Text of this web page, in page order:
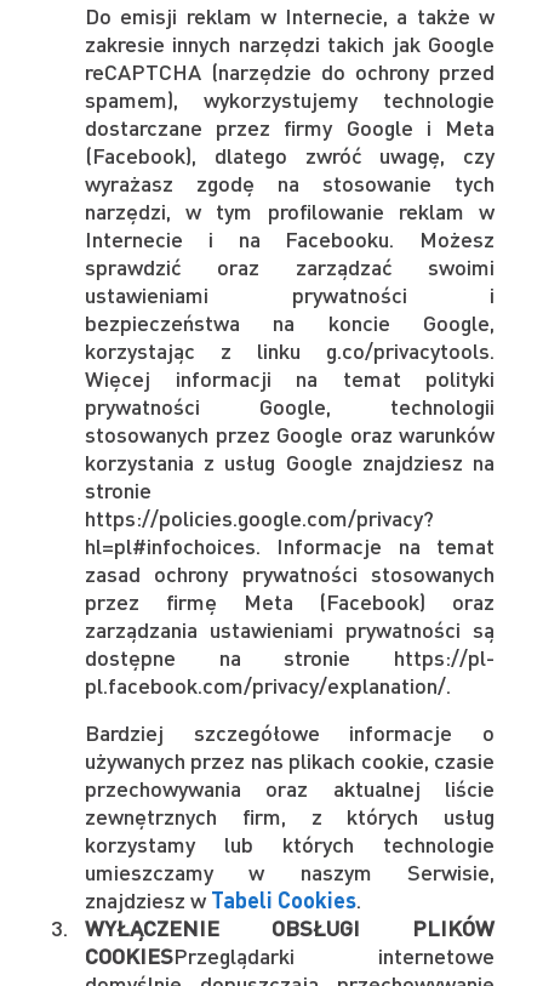
Do emisji reklam w Internecie, a także w
zakresie innych narzędzi takich jak Google
reCAPTCHA (narzędzie do ochrony przed
spamem), wykorzystujemy technologie
dostarczane przez firmy Google i Meta
(Facebook), dlatego zwróć uwagę, czy
wyrażasz zgodę na stosowanie tych
narzędzi, w tym profilowanie reklam w
Internecie i na Facebooku. Możesz
sprawdzić oraz zarządzać swoimi
ustawieniami prywatności i
bezpieczeństwa na koncie Google,
korzystając z linku g.co/privacytools.
Więcej informacji na temat polityki
prywatności Google, technologii
stosowanych przez Google oraz warunków
korzystania z usług Google znajdziesz na
stronie
https://policies.google.com/privacy?
hl=pl#infochoices. Informacje na temat
zasad ochrony prywatności stosowanych
przez firmę Meta (Facebook) oraz
zarządzania ustawieniami prywatności są
dostępne na stronie https://pl-
pl.facebook.com/privacy/explanation/.
Bardziej szczegółowe informacje o
używanych przez nas plikach cookie, czasie
przechowywania oraz aktualnej liście
zewnętrznych firm, z których usług
korzystamy lub których technologie
umieszczamy w naszym Serwisie,
znajdziesz w Tabeli Cookies.
WYŁĄCZENIE OBSŁUGI PLIKÓW
COOKIESPrzeglądarki internetowe